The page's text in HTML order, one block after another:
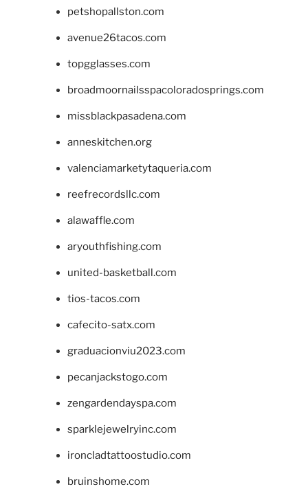
petshopallston.com
avenue26tacos.com
topgglasses.com
broadmoornailsspacoloradosprings.com
missblackpasadena.com
anneskitchen.org
valenciamarketytaqueria.com
reefrecordsllc.com
alawaffle.com
aryouthfishing.com
united-basketball.com
tios-tacos.com
cafecito-satx.com
graduacionviu2023.com
pecanjackstogo.com
zengardendayspa.com
sparklejewelryinc.com
ironcladtattoostudio.com
bruinshome.com